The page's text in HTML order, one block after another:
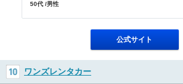
50代 /男性
公式サイト
ワンズレンタカー